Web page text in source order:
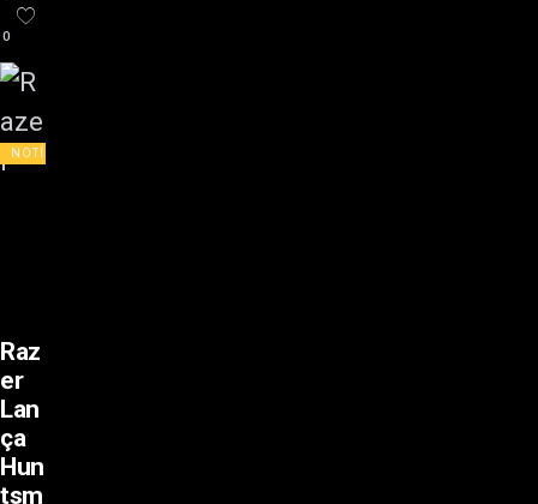
0
NOTÍCIAS
Raz
er
Lan
ça
Hun
tsm